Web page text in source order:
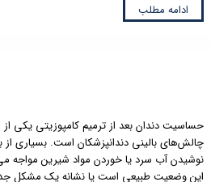
ادامه مطلب
حساسیت دندان بعد از ترمیم کامپوزیتی یکی
چالش‌های بالینی دندانپزشکان است. بسیاری از
نوشیدن آب سرد یا خوردن مواد شیرین مواجه
این وضعیت طبیعی است یا نشانه یک مشکل